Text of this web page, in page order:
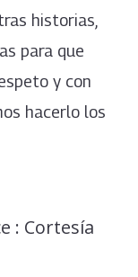
historias,
para que
y con
hacerlo los
: Cortesía